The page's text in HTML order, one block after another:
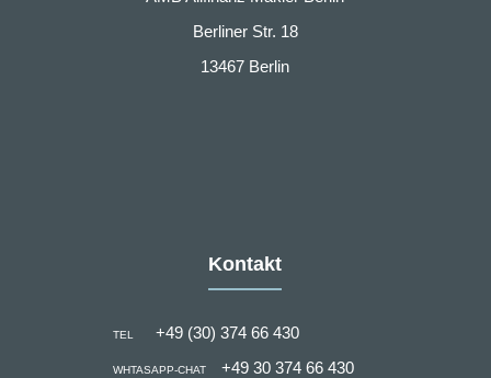
Berliner Str. 18
13467 Berlin
Kontakt
TEL +49 (30) 374 66 430
WHTASAPP-CHAT +49 30 374 66 430